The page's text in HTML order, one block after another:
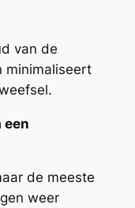
van de
minimaliseert
een
de meeste
weer